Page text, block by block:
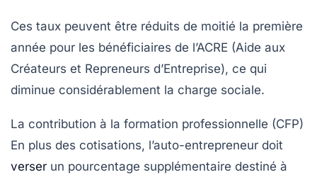
Ces taux peuvent être réduits de moitié la première
année pour les bénéficiaires de l’ACRE (Aide aux
Créateurs et Repreneurs d’Entreprise), ce qui
diminue considérablement la charge sociale.
La contribution à la formation professionnelle (CFP)
En plus des cotisations, l’auto-entrepreneur doit
verser un pourcentage supplémentaire destiné à